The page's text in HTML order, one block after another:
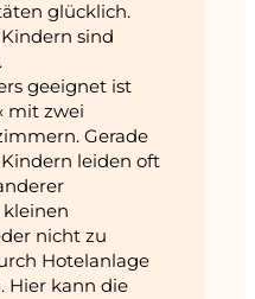
glücklich.
sind
geeignet ist
mit zwei
Gerade
leiden oft
kleinen
nicht zu
Hotelanlage
Hier kann die